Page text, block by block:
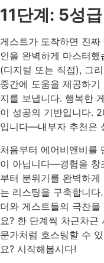
11단계: 5성
게스트가 도착하면 진
인을 완벽하게 마스터
(디지털 또는 직접), 그
중간에 도움을 제공하
지를 보냅니다. 행복한
이 성공의 기반입니다.
입니다—내부자 추천은
처음부터 에어비앤비를
이 아닙니다—경험을 창
부터 분위기를 완벽하
는 리스팅을 구축합니
더와 게스트들의 극찬
요? 한 단계씩 차근차
문가처럼 호스팅할 수
요? 시작해봅시다!